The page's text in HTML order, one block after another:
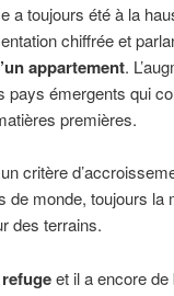
a toujours été à la
chiffrée et
appartement.
pays émergents qui
premières.
critère
de monde, toujours la
des terrains.
et il a encore